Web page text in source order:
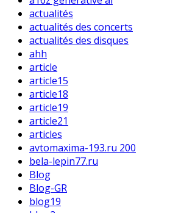
actualités
actualités des concerts
actualités des disques
ahh
article
article15
article18
article19
article21
articles
avtomaxima-193.ru 200
bela-lepin77.ru
Blog
Blog-GR
blog19